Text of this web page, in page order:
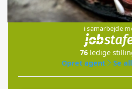
Jobs
i samarbejde
76 ledige
Opret agent
Se